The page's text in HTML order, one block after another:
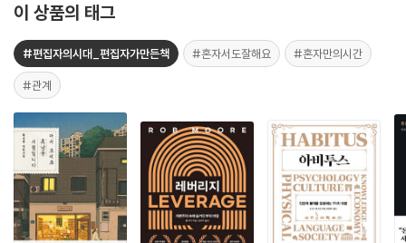
이 상품의 태그
#편집자의시대_편집자가만든책 #혼자서도잘해요 #혼자만의시간
#관계